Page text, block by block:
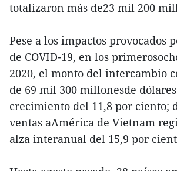
totalizaron más de23 mil 200
Pese a los impactos provocados
de COVID-19, en los
2020, el monto del intercambio
de 69 mil 300 millonesde
crecimiento del 11,8 por ciento;
ventas aAmérica de Vietnam
alza interanual del 15,9 por